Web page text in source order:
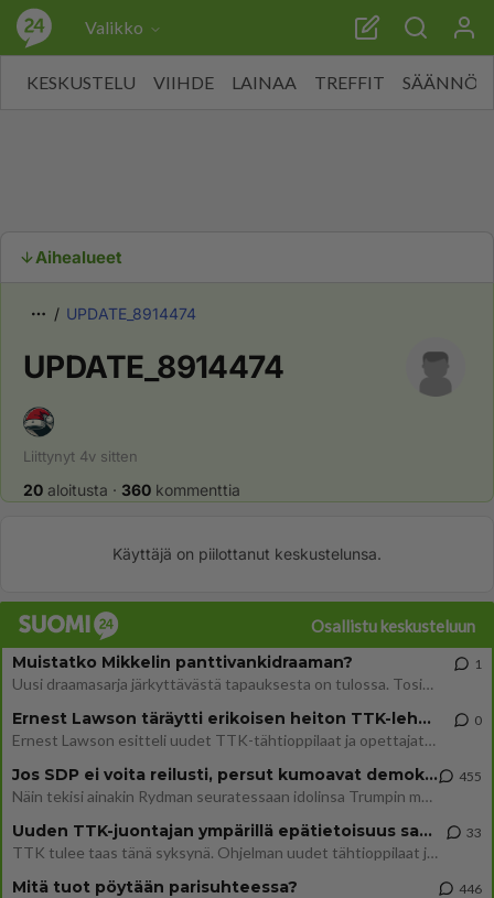
Valikko
KESKUSTELU VIIHDE LAINAA TREFFIT SÄÄNNÖT
Aihealueet
UPDATE_8914474
UPDATE_8914474
Liittynyt 4v sitten
20 aloitusta · 360 kommenttia
Käyttäjä on piilottanut keskustelunsa.
Osallistu keskusteluun
Muistatko Mikkelin panttivankidraaman?
Uusi draamasarja järkyttävästä tapauksesta on tulossa. Tositapahtumiin perustuva sarja ammentaa vuoden 1986 Mikkelin pan
1
Ernest Lawson täräytti erikoisen heiton TTK-lehdistötilaisuudessa: " Onko tässä tarkoituksena...?"
Ernest Lawson esitteli uudet TTK-tähtioppilaat ja opettajat torstaina 6.8. lehdistölle. Tulevalla kaudella on yksi hausk
0
Jos SDP ei voita reilusti, persut kumoavat demokratian Suomesta
Näin tekisi ainakin Rydman seuratessaan idolinsa Trumpin mallia https://www.is.fi/politiikka/art-2000012187244.html
455
Uuden TTK-juontajan ympärillä epätietoisuus sakenee - Nyt MTV hämmentää soppaa
TTK tulee taas tänä syksynä. Ohjelman uudet tähtioppilaat julkistetaan torstaina 6. elokuuta klo 14 alkavassa lehdistö
33
Mitä tuot pöytään parisuhteessa? 446